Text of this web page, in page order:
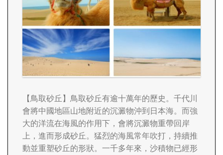
【鳥取砂丘】 鳥取砂丘有逾十萬年的歷史。千代川
會將中國地區山地附近的沉澱物沖到日本海。而強
大的洋流在海風的作用下，會將沉澱物重帶回岸
上，進而形成砂丘。猛烈的海風常年吹打，持續推
動並重塑砂丘的形狀。一千多年來，沙積物已經形